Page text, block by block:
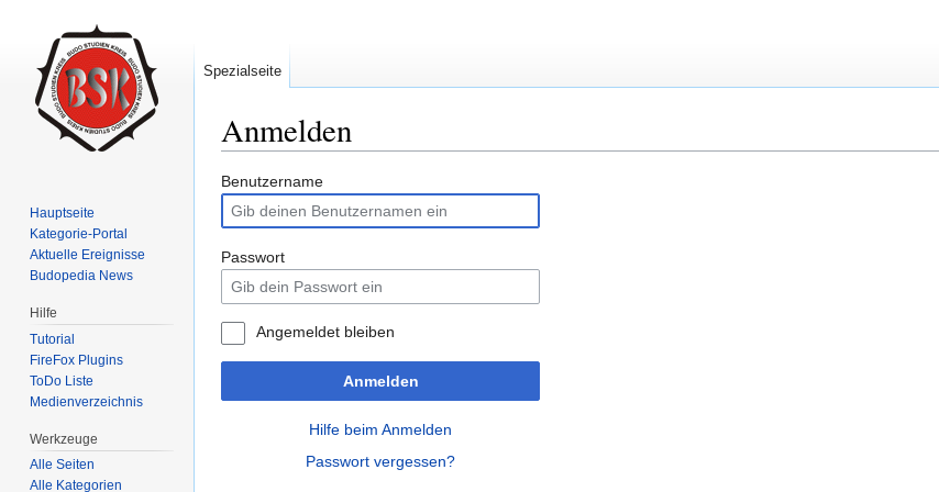
Anmelden
Benutzername
Passwort
Angemeldet bleiben
Anmelden
Hilfe beim Anmelden
Passwort vergessen?
Spezialseite
Hauptseite
Kategorie-Portal
Aktuelle Ereignisse
Budopedia News
Hilfe
Tutorial
FireFox Plugins
ToDo Liste
Medienverzeichnis
Werkzeuge
Alle Seiten
Alle Kategorien